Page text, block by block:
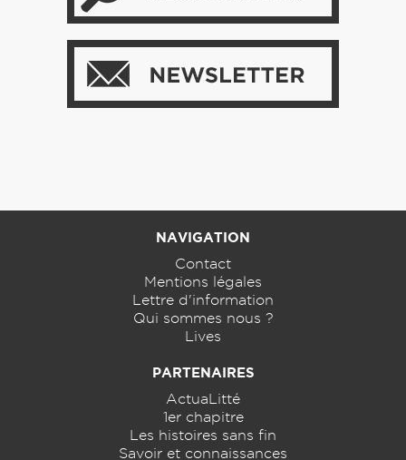
NAVIGATION
Contact
Mentions légales
Lettre d'information
Qui sommes nous ?
Lives
PARTENAIRES
ActuaLitté
1er chapitre
Les histoires sans fin
Savoir et connaissances